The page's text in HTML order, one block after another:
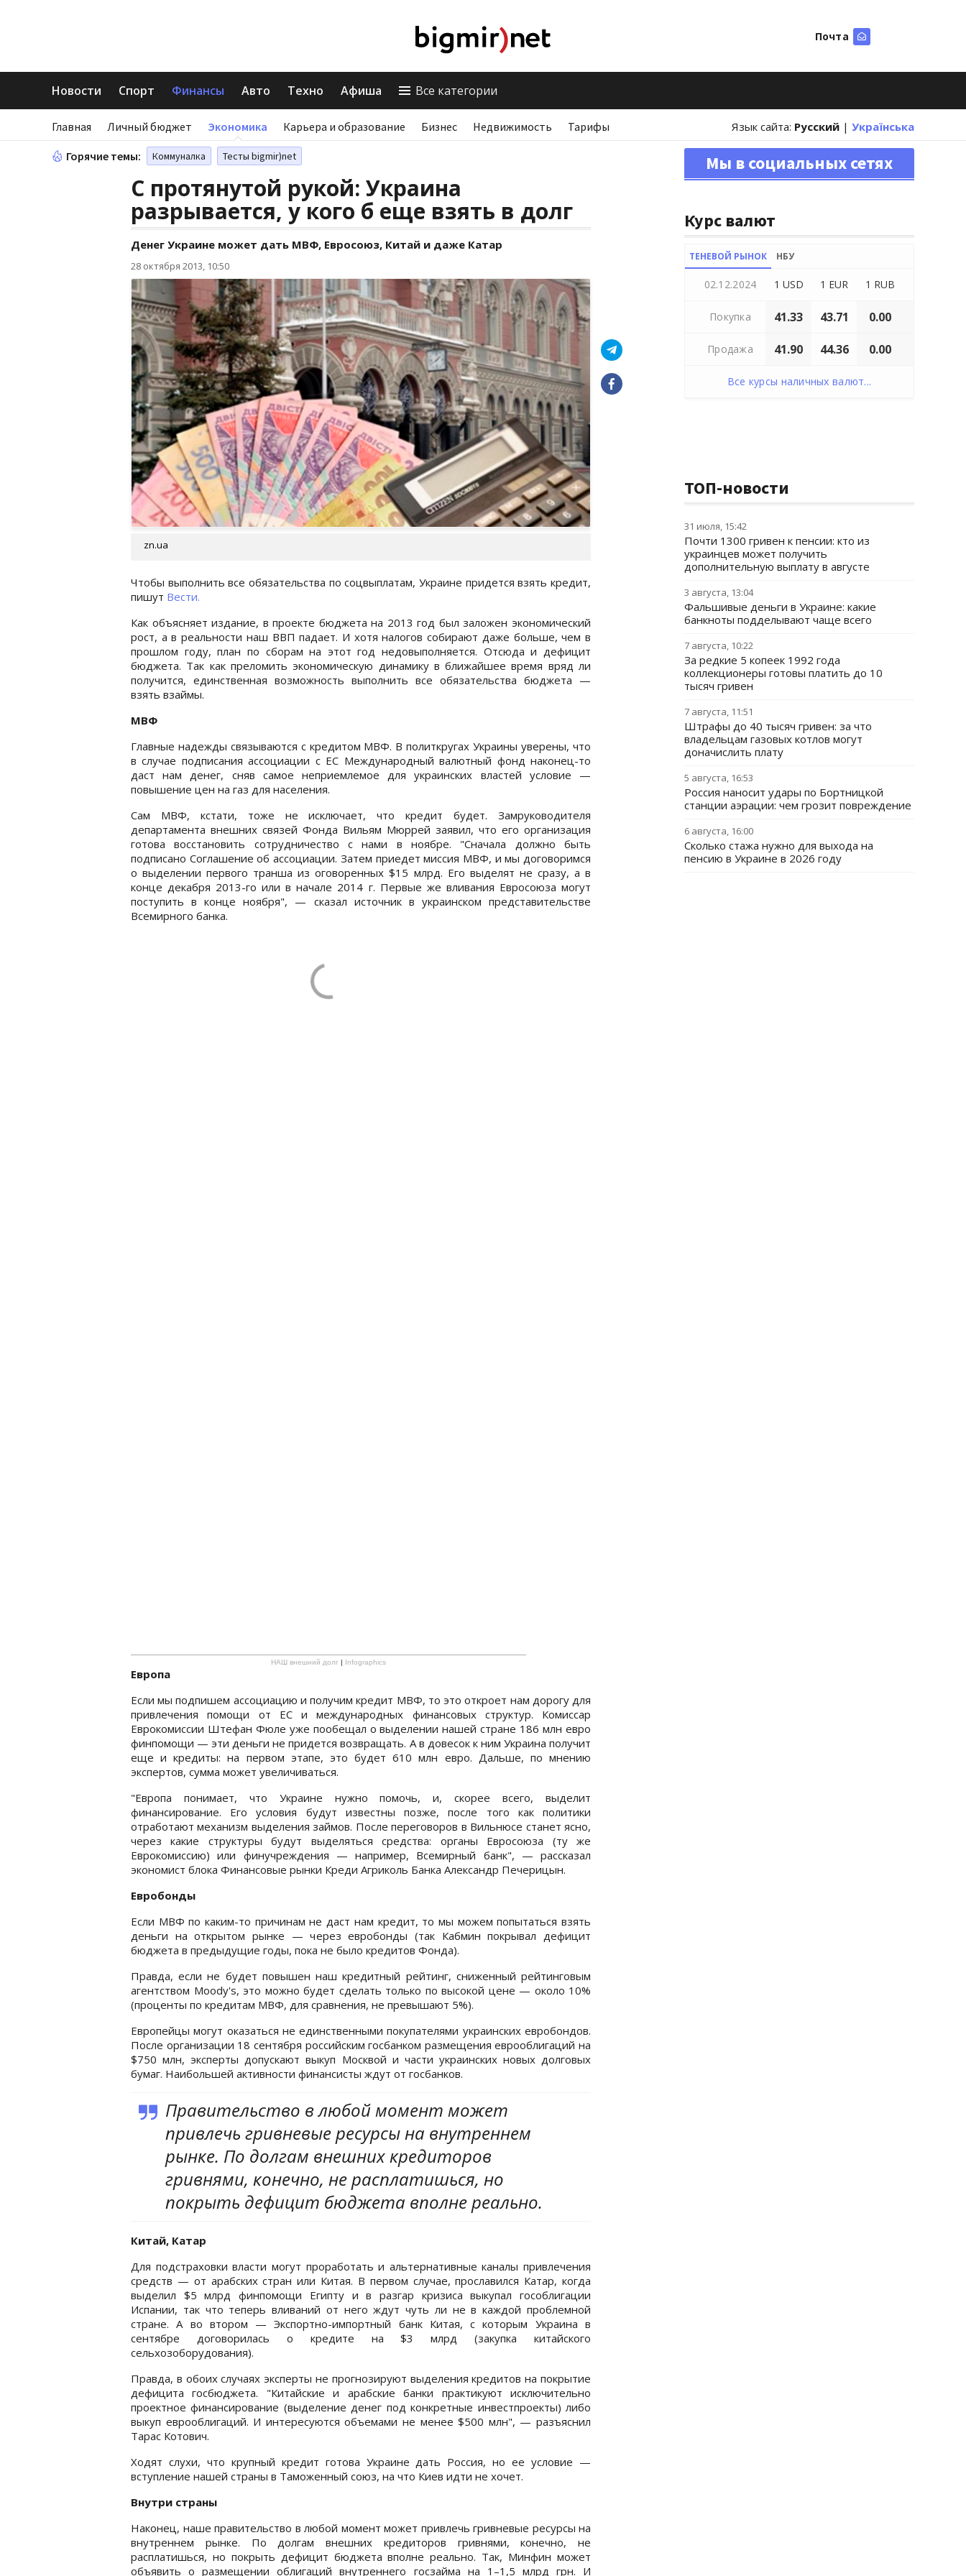
Почта
Новости Спорт Финансы Авто Техно Афиша Все категории
Главная Личный бюджет Экономика Карьера и образование Бизнес Недвижимость Тарифы Язык сайта: Русский | Українська
Горячие темы: Коммуналка Тесты bigmir)net
С протянутой рукой: Украина
разрывается, у кого б еще взять в долг
Денег Украине может дать МВФ, Евросоюз, Китай и даже Катар
28 октября 2013, 10:50
zn.ua
Чтобы выполнить все обязательства по соцвыплатам, Украине придется взять кредит,
пишут Вести.
Как объясняет издание, в проекте бюджета на 2013 год был заложен экономический
рост, а в реальности наш ВВП падает. И хотя налогов собирают даже больше, чем в
прошлом году, план по сборам на этот год недовыполняется. Отсюда и дефицит
бюджета. Так как преломить экономическую динамику в ближайшее время вряд ли
получится, единственная возможность выполнить все обязательства бюджета —
взять взаймы.
МВФ
Главные надежды связываются с кредитом МВФ. В политкругах Украины уверены, что
в случае подписания ассоциации с ЕС Международный валютный фонд наконец-то
даст нам денег, сняв самое неприемлемое для украинских властей условие —
повышение цен на газ для населения.
Сам МВФ, кстати, тоже не исключает, что кредит будет. Замруководителя
департамента внешних связей Фонда Вильям Мюррей заявил, что его организация
готова восстановить сотрудничество с нами в ноябре. "Сначала должно быть
подписано Соглашение об ассоциации. Затем приедет миссия МВФ, и мы договоримся
о выделении первого транша из оговоренных $15 млрд. Его выделят не сразу, а в
конце декабря 2013-го или в начале 2014 г. Первые же вливания Евросоюза могут
поступить в конце ноября", — сказал источник в украинском представительстве
Всемирного банка.
НАШ внешний долг | Infographics
Европа
Если мы подпишем ассоциацию и получим кредит МВФ, то это откроет нам дорогу для
привлечения помощи от ЕС и международных финансовых структур. Комиссар
Еврокомиссии Штефан Фюле уже пообещал о выделении нашей стране 186 млн евро
финпомощи — эти деньги не придется возвращать. А в довесок к ним Украина получит
еще и кредиты: на первом этапе, это будет 610 млн евро. Дальше, по мнению
экспертов, сумма может увеличиваться.
"Европа понимает, что Украине нужно помочь, и, скорее всего, выделит
финансирование. Его условия будут известны позже, после того как политики
отработают механизм выделения займов. После переговоров в Вильнюсе станет ясно,
через какие структуры будут выделяться средства: органы Евросоюза (ту же
Еврокомиссию) или финучреждения — например, Всемирный банк", — рассказал
экономист блока Финансовые рынки Креди Агриколь Банка Александр Печерицын.
Евробонды
Если МВФ по каким-то причинам не даст нам кредит, то мы можем попытаться взять
деньги на открытом рынке — через евробонды (так Кабмин покрывал дефицит
бюджета в предыдущие годы, пока не было кредитов Фонда).
Правда, если не будет повышен наш кредитный рейтинг, сниженный рейтинговым
агентством Moody's, это можно будет сделать только по высокой цене — около 10%
(проценты по кредитам МВФ, для сравнения, не превышают 5%).
Европейцы могут оказаться не единственными покупателями украинских евробондов.
После организации 18 сентября российским госбанком размещения еврооблигаций на
$750 млн, эксперты допускают выкуп Москвой и части украинских новых долговых
бумаг. Наибольшей активности финансисты ждут от госбанков.
Правительство в любой момент может
привлечь гривневые ресурсы на внутреннем
рынке. По долгам внешних кредиторов
гривнями, конечно, не расплатишься, но
покрыть дефицит бюджета вполне реально.
Китай, Катар
Для подстраховки власти могут проработать и альтернативные каналы привлечения
средств — от арабских стран или Китая. В первом случае, прославился Катар, когда
выделил $5 млрд финпомощи Египту и в разгар кризиса выкупал гособлигации
Испании, так что теперь вливаний от него ждут чуть ли не в каждой проблемной
стране. А во втором — Экспортно-импортный банк Китая, с которым Украина в
сентябре договорилась о кредите на $3 млрд (закупка китайского
сельхозоборудования).
Правда, в обоих случаях эксперты не прогнозируют выделения кредитов на покрытие
дефицита госбюджета. "Китайские и арабские банки практикуют исключительно
проектное финансирование (выделение денег под конкретные инвестпроекты) либо
выкуп еврооблигаций. И интересуются объемами не менее $500 млн", — разъяснил
Тарас Котович.
Ходят слухи, что крупный кредит готова Украине дать Россия, но ее условие —
вступление нашей страны в Таможенный союз, на что Киев идти не хочет.
Внутри страны
Наконец, наше правительство в любой момент может привлечь гривневые ресурсы на
внутреннем рынке. По долгам внешних кредиторов гривнями, конечно, не
расплатишься, но покрыть дефицит бюджета вполне реально. Так, Минфин может
объявить о размещении облигаций внутреннего госзайма на 1–1,5 млрд грн. И
Мы в социальных сетях
Курс валют
ТЕНЕВОЙ РЫНОК НБУ
02.12.2024 1 USD 1 EUR 1 RUB
Покупка 41.33 43.71 0.00
Продажа 41.90 44.36 0.00
Все курсы наличных валют...
ТОП-новости
31 июля, 15:42
Почти 1300 гривен к пенсии: кто из
украинцев может получить
дополнительную выплату в августе
3 августа, 13:04
Фальшивые деньги в Украине: какие
банкноты подделывают чаще всего
7 августа, 10:22
За редкие 5 копеек 1992 года
коллекционеры готовы платить до 10
тысяч гривен
7 августа, 11:51
Штрафы до 40 тысяч гривен: за что
владельцам газовых котлов могут
доначислить плату
5 августа, 16:53
Россия наносит удары по Бортницкой
станции аэрации: чем грозит повреждение
6 августа, 16:00
Сколько стажа нужно для выхода на
пенсию в Украине в 2026 году